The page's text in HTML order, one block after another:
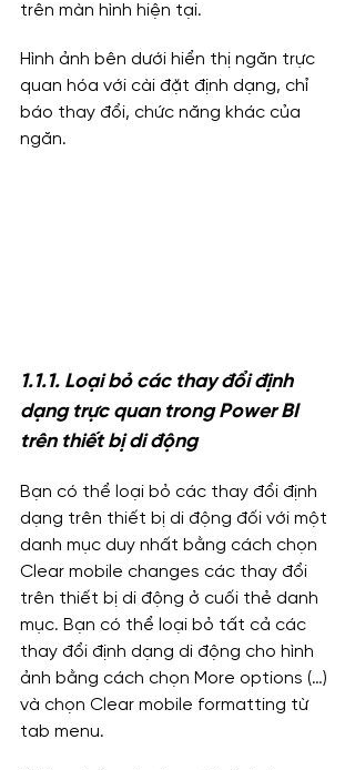
trên màn hình hiện tại.
Hình ảnh bên dưới hiển thị ngăn trực
quan hóa với cài đặt định dạng, chỉ
báo thay đổi, chức năng khác của
ngăn.
1.1.1. Loại bỏ các thay đổi định
dạng trực quan trong Power BI
trên thiết bị di động
Bạn có thể loại bỏ các thay đổi định
dạng trên thiết bị di động đối với một
danh mục duy nhất bằng cách chọn
Clear mobile changes các thay đổi
trên thiết bị di động ở cuối thẻ danh
mục. Bạn có thể loại bỏ tất cả các
thay đổi định dạng di động cho hình
ảnh bằng cách chọn More options (…)
và chọn Clear mobile formatting từ
tab menu.